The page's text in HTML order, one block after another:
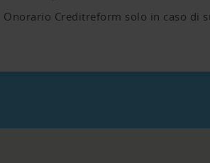
Onorario Creditreform solo in caso di